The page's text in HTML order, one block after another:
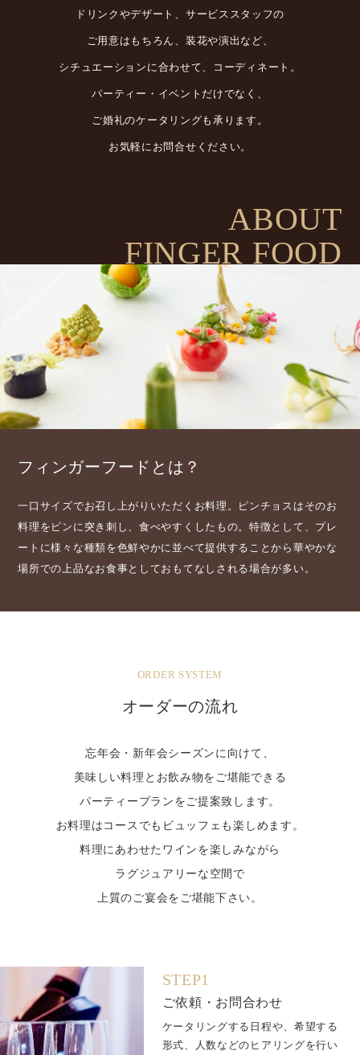
ドリンクやデザート、サービススタッフの
ご用意はもちろん、装花や演出など、
シチュエーションに合わせて、コーディネート。
パーティー・イベントだけでなく、
ご婚礼のケータリングも承ります。
お気軽にお問合せください。
ABOUT
FINGER FOOD
フィンガーフードとは？
一口サイズでお召し上がりいただくお料理。ピンチョスはそのお
料理をピンに突き刺し、食べやすくしたもの。特徴として、プレ
ートに様々な種類を色鮮やかに並べて提供することから華やかな
場所での上品なお食事としておもてなしされる場合が多い。
ORDER SYSTEM
オーダーの流れ
忘年会・新年会シーズンに向けて、
美味しい料理とお飲み物をご堪能できる
パーティープランをご提案致します。
お料理はコースでもビュッフェも楽しめます。
料理にあわせたワインを楽しみながら
ラグジュアリーな空間で
上質のご宴会をご堪能下さい。
STEP1
ご依頼・お問合わせ
ケータリングする日程や、希望する
形式、人数などのヒアリングを行い